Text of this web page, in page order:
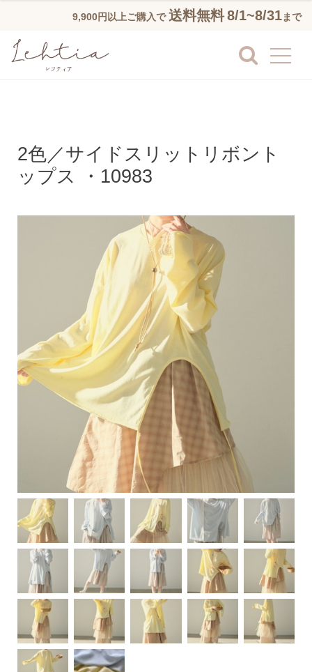
9,900円以上ご購入で 送料無料8/1~8/31まで
2色／サイドスリットリボント
ップス ・10983